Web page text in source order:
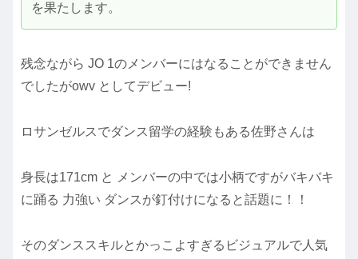
を果たします。
残念ながら JO 1のメンバーにはなることができません
でしたがowv としてデビュー!
ロサンゼルスでダンス留学の経験もある佐野さんは
身長は171cm と メンバーの中では小柄ですがバキバキ
に踊る 力強い ダンスが釘付けになると話題に！！
そのダンススキルとかっこよすぎるビジュアルで人気